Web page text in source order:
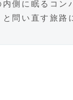
側に眠るコ
問い直す旅